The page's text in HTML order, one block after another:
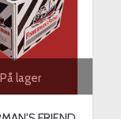
På lager